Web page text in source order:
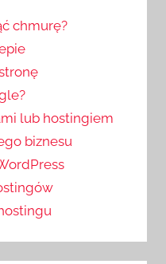
chmurę?
lub hostingiem
biznesu